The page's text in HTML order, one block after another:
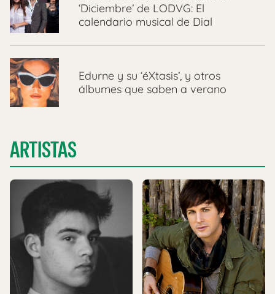
‘Diciembre’ de LODVG: El
calendario musical de Dial
Edurne y su ‘éXtasis’, y otros
álbumes que saben a verano
ARTISTAS